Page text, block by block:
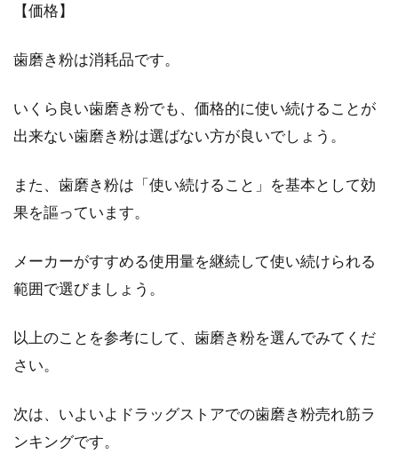
みはいったい何が原因？
舌がかゆいことありませんか？舌のかゆみは、
掻くこともできず、我慢のならない何ともいえ
子供が使うものは清潔に！
それに伴い、子育てに協力的なパパさんも増え
てきています...
【価格】
歯磨き粉は消耗品です。
いくら良い歯磨き粉でも、価格的に使い続けることが
出来ない歯磨き粉は選ばない方が良いでしょう。
また、歯磨き粉は「使い続けること」を基本として効
果を謳っています。
メーカーがすすめる使用量を継続して使い続けられる
範囲で選びましょう。
以上のことを参考にして、歯磨き粉を選んでみてくだ
さい。
次は、いよいよドラッグストアでの歯磨き粉売れ筋ラ
ンキングです。